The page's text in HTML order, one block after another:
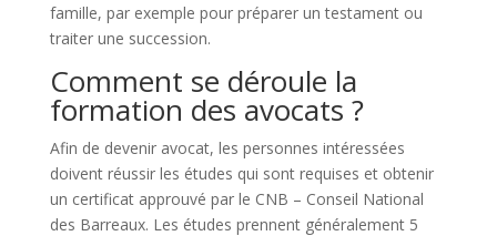
famille, par exemple pour préparer un testament ou
traiter une succession.
Comment se déroule la
formation des avocats ?
Afin de devenir avocat, les personnes intéressées
doivent réussir les études qui sont requises et obtenir
un certificat approuvé par le CNB – Conseil National
des Barreaux. Les études prennent généralement 5